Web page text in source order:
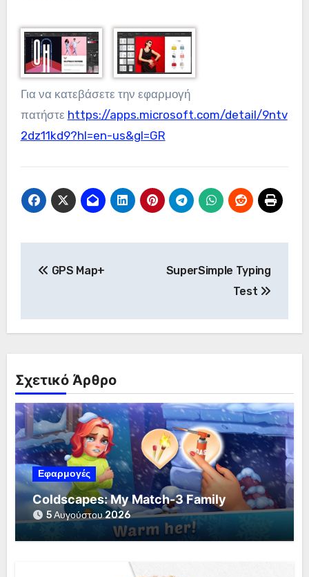
Για να κατεβάσετε την εφαρμογή
πατήστε https://apps.microsoft.com/detail/9ntv
2dz11kd9?hl=en-us&gl=GR
άρθρων
GPS Map+
SuperSimple Typing
Test
Σχετικό Άρθρο
Εφαρμογές
Coldscapes: My Match-3 Family
5 Αυγούστου 2026